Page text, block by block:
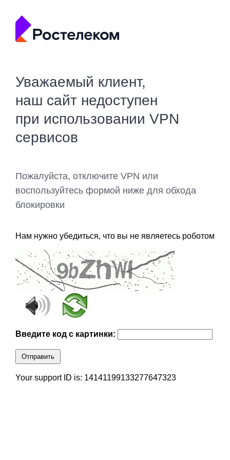
Уважаемый клиент,
наш сайт недоступен
при использовании VPN
сервисов
Пожалуйста, отключите VPN или
воспользуйтесь формой ниже для обхода
блокировки
Нам нужно убедиться, что вы не являетесь роботом
Введите код с картинки:
Отправить
Your support ID is: 14141199133277647323